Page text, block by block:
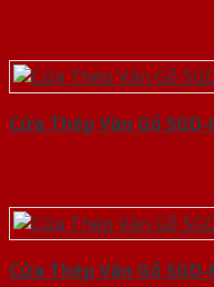
Cửa Thép Vân Gỗ SGD-
Cửa Thép Vân Gỗ SGD-